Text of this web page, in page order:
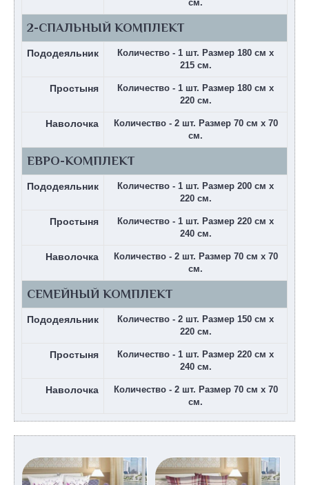
см.
2-СПАЛЬНЫЙ КОМПЛЕКТ
Пододеяльник
Количество - 1 шт. Размер 180 см х
215 см.
Простыня
Количество - 1 шт. Размер 180 см х
220 см.
Наволочка
Количество - 2 шт. Размер 70 см х 70
см.
ЕВРО-КОМПЛЕКТ
Пододеяльник
Количество - 1 шт. Размер 200 см х
220 см.
Простыня
Количество - 1 шт. Размер 220 см х
240 см.
Наволочка
Количество - 2 шт. Размер 70 см х 70
см.
СЕМЕЙНЫЙ КОМПЛЕКТ
Пододеяльник
Количество - 2 шт. Размер 150 см х
220 см.
Простыня
Количество - 1 шт. Размер 220 см х
240 см.
Наволочка
Количество - 2 шт. Размер 70 см х 70
см.